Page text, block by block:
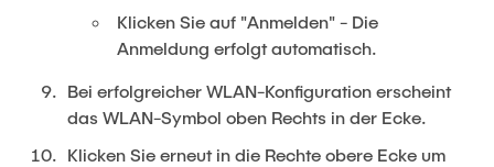
Klicken Sie auf "Anmelden" - Die
Anmeldung erfolgt automatisch.
Bei erfolgreicher WLAN-Konfiguration erscheint
das WLAN-Symbol oben Rechts in der Ecke.
Klicken Sie erneut in die Rechte obere Ecke um